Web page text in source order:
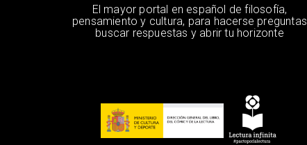
El mayor portal en español de filosofía,
pensamiento y cultura, para hacerse preguntas
buscar respuestas y abrir tu horizonte